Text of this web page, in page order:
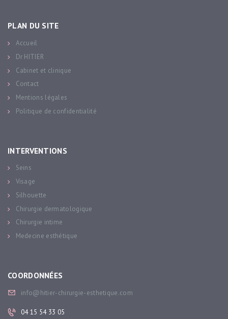
PLAN DU SITE
Accueil
Dr HITIER
Cabinet et clinique
Contact
Mentions légales
Politique de confidentialité
INTERVENTIONS
Seins
Visage
Silhouette
Chirurgie dermatologique
Chirurgie intime
Medecine esthétique
COORDONNÉES
info@hitier-chirurgie-esthetique.com
04 15 54 33 05